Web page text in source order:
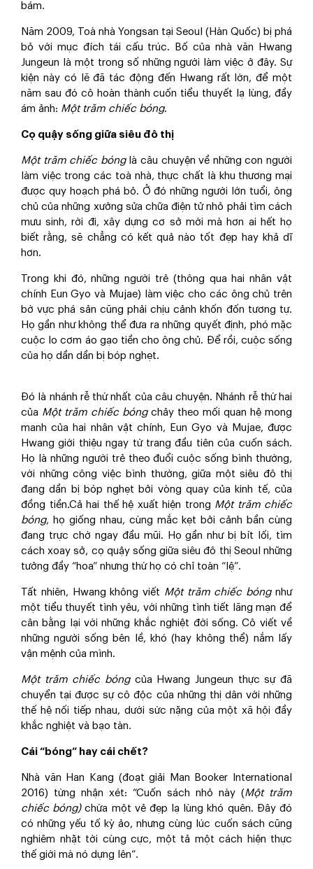
bám.
Năm 2009, Toà nhà Yongsan tại Seoul (Hàn Quốc) bị phá
bỏ với mục đích tái cấu trúc. Bố của nhà văn Hwang
Jungeun là một trong số những người làm việc ở đây. Sự
kiện này có lẽ đã tác động đến Hwang rất lớn, để một
năm sau đó cô hoàn thành cuốn tiểu thuyết lạ lùng, đầy
ám ảnh: Một trăm chiếc bóng.
Cọ quậy sống giữa siêu đô thị
Một trăm chiếc bónglà câu chuyện về những con người
làm việc trong các toà nhà, thực chất là khu thương mại
được quy hoạch phá bỏ. Ở đó những người lớn tuổi, ông
chủ của những xưởng sửa chữa điện tử nhỏ phải tìm cách
mưu sinh, rời đi, xây dựng cơ sở mới mà hơn ai hết họ
biết rằng, sẽ chẳng có kết quả nào tốt đẹp hay khả dĩ
hơn.
Trong khi đó, những người trẻ (thông qua hai nhân vật
chính Eun Gyo và Mujae) làm việc cho các ông chủ trên
bờ vực phá sản cũng phải chịu cảnh khốn đốn tương tự.
Họ gần như không thể đưa ra những quyết định, phó mặc
cuộc lo cơm áo gạo tiền cho ông chủ. Để rồi, cuộc sống
của họ dần dần bị bóp nghẹt.
Đó là nhánh rễ thứ nhất của câu chuyện. Nhánh rễ thứ hai
của Một trăm chiếc bóngchảy theo mối quan hệ mong
manh của hai nhân vật chính, Eun Gyo và Mujae, được
Hwang giới thiệu ngay từ trang đầu tiên của cuốn sách.
Họ là những người trẻ theo đuổi cuộc sống bình thường,
với những công việc bình thường, giữa một siêu đô thị
đang dần bị bóp nghẹt bởi vòng quay của kinh tế, của
đồng tiền.Cả hai thế hệ xuất hiện trong Một trăm chiếc
bóng, họ giống nhau, cùng mắc kẹt bởi cảnh bần cùng
đang trực chờ ngay đầu mũi. Họ gần như bị bít lối, tìm
cách xoay sở, cọ quậy sống giữa siêu đô thị Seoul những
tưởng đầy “hoa” nhưng thứ họ có chỉ toàn “lệ”.
Tất nhiên, Hwang không viết Một trăm chiếc bóngnhư
một tiểu thuyết tình yêu, với những tình tiết lãng mạn để
cân bằng lại với những khắc nghiệt đời sống. Cô viết về
những người sống bên lề, khó (hay không thể) nắm lấy
vận mệnh của mình.
Một trăm chiếc bóng của Hwang Jungeun thực sự đã
chuyển tại được sự cô độc của những thị dân với những
thế hệ nối tiếp nhau, dưới sức nặng của một xã hội đầy
khắc nghiệt và bạo tàn.
Cái “bóng” hay cái chết?
Nhà văn Han Kang (đoạt giải Man Booker International
2016) từng nhận xét: “Cuốn sách nhỏ này (Một trăm
chiếc bóng)chứa một vẻ đẹp lạ lùng khó quên. Đây đó
có những yếu tố kỳ ảo, nhưng cùng lúc cuốn sách cũng
nghiêm nhặt tới cùng cực, một tả một cách hiện thực
thế giới mà nó dựng lên”.